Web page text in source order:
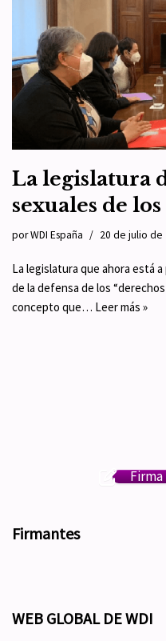
La legislatura
sexuales de
porWDI España 20 de julio de
La legislatura que ahora está
de la defensa de los
concepto que… Leer más »
Firma
Firmantes
WEB GLOBAL DE WDI